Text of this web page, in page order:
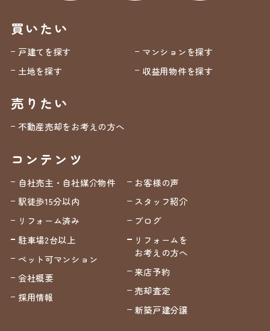
買いたい
戸建てを探す
マンションを探す
土地を探す
収益用物件を探す
売りたい
不動産売却をお考えの方へ
コンテンツ
自社売主・自社媒介物件
駅徒歩15分以内
リフォーム済み
駐車場2台以上
ペット可マンション
会社概要
採用情報
お客様の声
スタッフ紹介
ブログ
リフォームを
お考えの方へ
来店予約
売却査定
新築戸建分譲